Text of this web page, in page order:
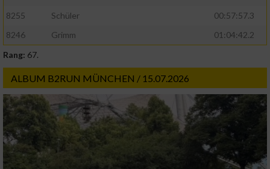
8255
Schüler
00:57:57.3
8246
Grimm
01:04:42.2
Rang: 67.
ALBUM B2RUN MÜNCHEN / 15.07.2026